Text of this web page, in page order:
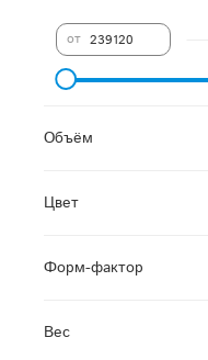
от
Объём
Цвет
Форм-фактор
Вес